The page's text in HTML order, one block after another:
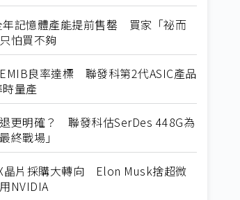
年記憶體產能提前售罄 買家「祕而
怕買不夠
良率達標 聯發科第2代ASIC產品
量產
更明確？ 聯發科估SerDes 448G為
終戰場」
晶片採購大轉向 Elon Musk捨超微
NVIDIA